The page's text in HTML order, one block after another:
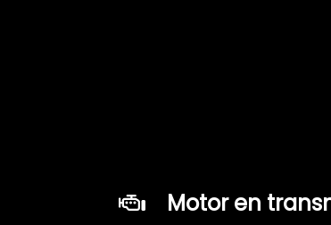
Motor en